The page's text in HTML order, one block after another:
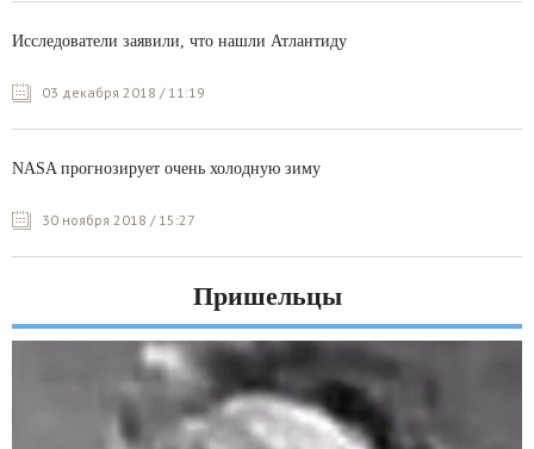
Исследователи заявили, что нашли Атлантиду
03 декабря 2018 / 11:19
NASA прогнозирует очень холодную зиму
30 ноября 2018 / 15:27
Пришельцы